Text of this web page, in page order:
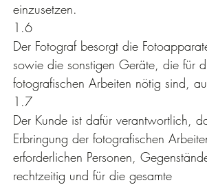
einzusetzen.
Der Fotograf besorgt die
sowie die sonstigen Geräte, die für
fotografischen Arbeiten nötig sind,
Der Kunde ist dafür verantwortlich,
Erbringung der fotografischen
erforderlichen Personen,
rechtzeitig und für die gesamte